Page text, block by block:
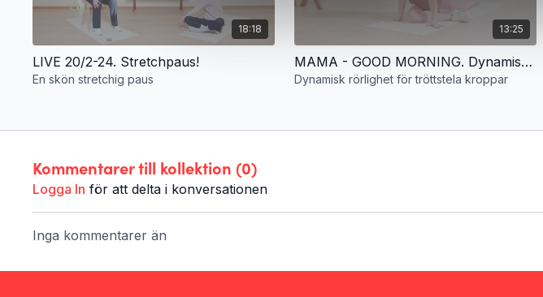
18:18
LIVE 20/2-24. Stretchpaus!
En skön stretchig paus
13:25
MAMA - GOOD MORNING. Dynamisk rörlighet för tröttstela kroppar
Dynamisk rörlighet för tröttstela kroppar
Kommentarer till kollektion (0)
Logga In för att delta i konversationen
Inga kommentarer än